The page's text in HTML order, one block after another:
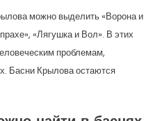
можно выделить «Ворона и
«Лягушка и Вол». В этих
проблемам,
Басни Крылова остаются